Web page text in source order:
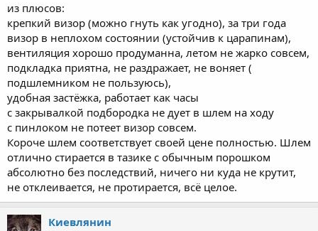
из плюсов:
крепкий визор (можно гнуть как угодно), за три года
визор в неплохом состоянии (устойчив к царапинам),
вентиляция хорошо продуманна, летом не жарко совсем,
подкладка приятна, не раздражает, не воняет (
подшлемником не пользуюсь),
удобная застёжка, работает как часы
с закрывалкой подбородка не дует в шлем на ходу
с пинлоком не потеет визор совсем.
Короче шлем соответствует своей цене полностью. Шлем
отлично стирается в тазике с обычным порошком
абсолютно без последствий, ничего ни куда не крутит,
не отклеивается, не протирается, всё целое.
Киевлянин